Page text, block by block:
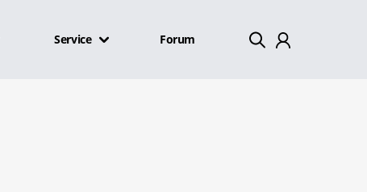
Service Forum